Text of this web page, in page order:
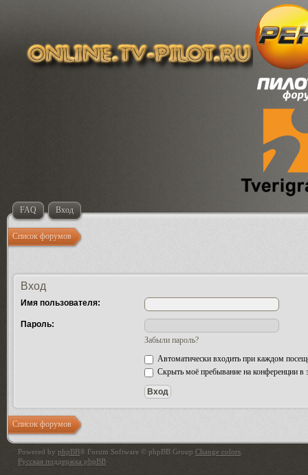
FAQ Вход
Список форумов
Вход
Имя пользователя:
Пароль:
Забыли пароль?
Автоматически входить при каждом
Скрыть моё пребывание на конференции в
Список форумов
Powered by phpBB® Forum Software © phpBB Group Change colors
Русская поддержка phpBB